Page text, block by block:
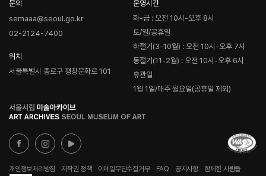
문의
semaaa@seoul.go.kr
02-2124-7400
위치
서울특별시 종로구 평창문화로 101
운영시간
화-금 : 오전 10시-오후 8시
토/일/공휴일
하절기(3-10월) : 오전 10시-오후 7시
동절기(11-2월) : 오전 10시-오후 6시
휴관일
1월 1일/매주 월요일(공휴일 제외)
로
고
개인정보처리방침 저작권 정책 이메일무단수집거부 FAQ 공지사항 함께한 사람들